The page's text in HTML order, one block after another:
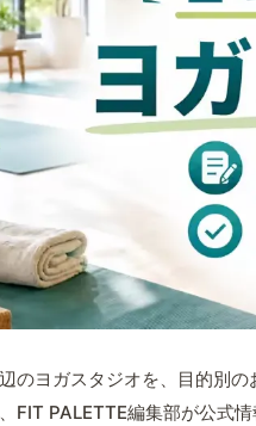
のヨガスタジオを、目的別
FIT PALETTE編集部が公式